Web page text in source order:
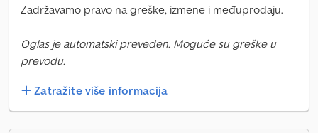
Zadržavamo pravo na greške, izmene i međuprodaju.
Oglas je automatski preveden. Moguće su greške u
prevodu.
Zatražite više informacija